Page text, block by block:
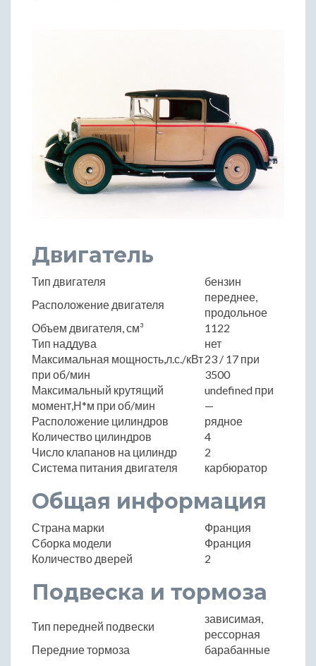
Двигатель
Тип двигателя
бензин
Расположение двигателя
переднее,
продольное
Объем двигателя, см³
1122
Тип наддува
нет
Максимальная мощность,л.с./кВт
при об/мин
23 / 17 при
3500
Максимальный крутящий
момент,Н*м при об/мин
undefined при
—
Расположение цилиндров
рядное
Количество цилиндров
4
Число клапанов на цилиндр
2
Система питания двигателя
карбюратор
Общая информация
Страна марки
Франция
Сборка модели
Франция
Количество дверей
2
Подвеска и тормоза
Тип передней подвески
зависимая,
рессорная
Передние тормоза
барабанные